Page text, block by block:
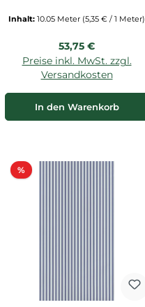
Inhalt: 10.05 Meter (5,35 € / 1 Meter)
Regulärer Preis:
53,75 €
Preise inkl. MwSt. zzgl.
Versandkosten
In den Warenkorb
%Rabatt